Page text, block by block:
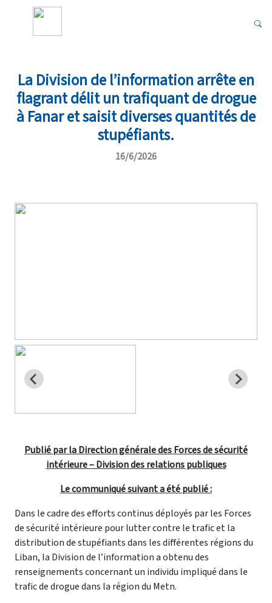
La Division de l’information arrête en
flagrant délit un trafiquant de drogue
à Fanar et saisit diverses quantités de
stupéfiants.
16/6/2026
Publié par la Direction générale des Forces de sécurité
intérieure – Division des relations publiques
Le communiqué suivant a été publié :
Dans le cadre des efforts continus déployés par les Forces
de sécurité intérieure pour lutter contre le trafic et la
distribution de stupéfiants dans les différentes régions du
Liban, la Division de l’information a obtenu des
renseignements concernant un individu impliqué dans le
trafic de drogue dans la région du Metn.